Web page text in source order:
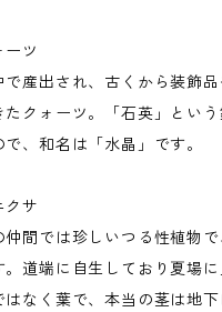
ツ
で産出され、古くから装飾
たクォーツ。「石英」とい
で、和名は「水晶」です。
サ
仲間では珍しいつる性植物
。道端に自生しており夏場
はなく葉で、本当の茎は地